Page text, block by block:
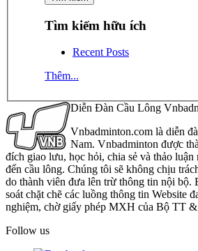
Tìm kiếm hữu ích
Recent Posts
Thêm...
Diễn Đàn Cầu Lông
Vnbadminton.com là diễn
Nam. Vnbadminton được
đích giao lưu, học hỏi, chia sẻ và thảo luận
đến cầu lông. Chúng tôi sẽ không chịu
do thành viên đưa lên trừ thông tin nội bộ.
soát chặt chẽ các luồng thông tin Website
nghiệm, chờ giấy phép MXH của Bộ TT
Follow us